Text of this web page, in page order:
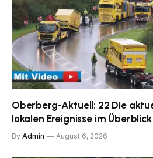
Oberberg-Aktuell: 22 Die
lokalen Ereignisse im Überblick
By Admin August 6, 2026